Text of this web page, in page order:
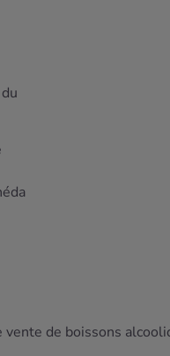
vente de boissons